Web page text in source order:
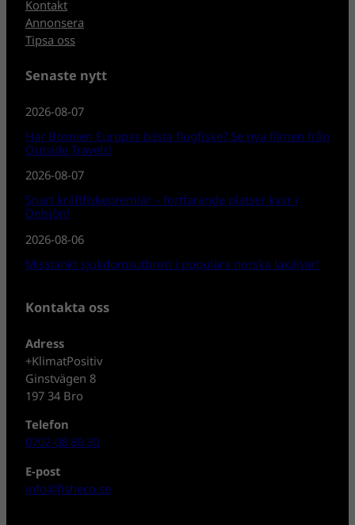
Kontakt
Annonsera
Tipsa oss
Senaste nytt
2026-08-07
Har Bosnien Europas bästa flugfiske? Se nya filmen från
Outside Travels!
2026-08-07
Snart kräftfiskepremiär – fortfarande platser kvar i
Delsjön!
2026-08-06
Misstänkt sjukdomsutbrott i populära norska laxälvar!
Kontakta oss
Adress
+KlimatPositiv
Ginstvägen 8
197 34 Bro
Telefon
0702-08 80 30
E-post
info@fisheco.se